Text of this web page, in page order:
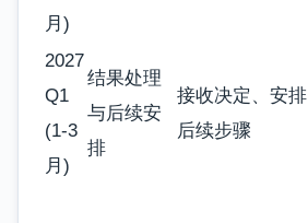
月)
2027
Q1
(1-3
月)
结果处理
与后续安
排
接收决定、安排
后续步骤